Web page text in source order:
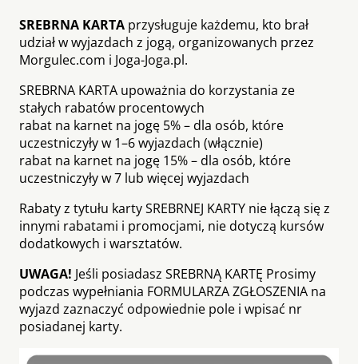
SREBRNA KARTA przysługuje każdemu, kto brał
udział w wyjazdach z jogą, organizowanych przez
Morgulec.com i Joga-Joga.pl.
SREBRNA KARTA upoważnia do korzystania ze
stałych rabatów procentowych
rabat na karnet na jogę 5% – dla osób, które
uczestniczyły w 1–6 wyjazdach (włącznie)
rabat na karnet na jogę 15% – dla osób, które
uczestniczyły w 7 lub więcej wyjazdach
Rabaty z tytułu karty SREBRNEJ KARTY nie łączą się z
innymi rabatami i promocjami, nie dotyczą kursów
dodatkowych i warsztatów.
UWAGA! Jeśli posiadasz SREBRNĄ KARTĘ Prosimy
podczas wypełniania FORMULARZA ZGŁOSZENIA na
wyjazd zaznaczyć odpowiednie pole i wpisać nr
posiadanej karty.